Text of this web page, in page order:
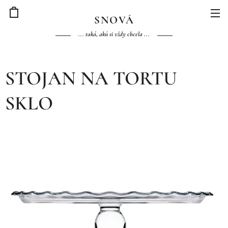
SNOVÁ
... taká, akú si vždy chcela ...
STOJAN NA TORTU
SKLO